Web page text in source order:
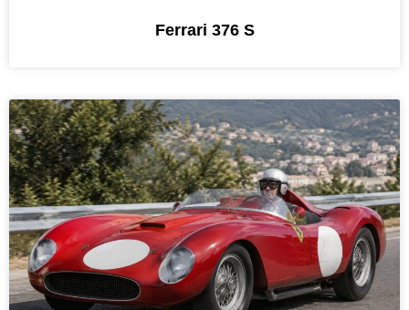
Ferrari 376 S